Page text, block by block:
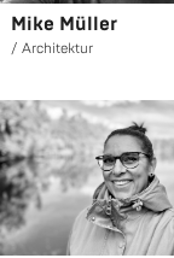
Mike Mül­ler
Ar­chi­tek­tur